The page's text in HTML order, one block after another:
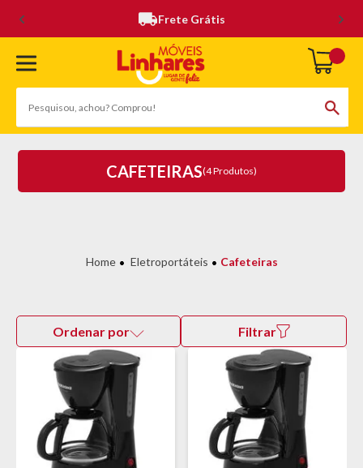
Frete Grátis
CAFETEIRAS(4 Produtos)
Eletroportáteis Cafeteiras
Ordenar por Filtrar